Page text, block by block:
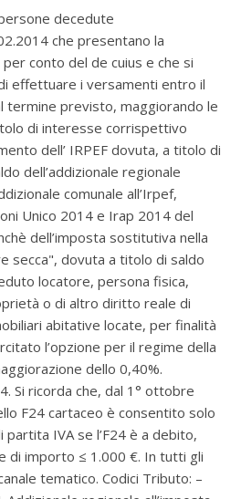
decedute
che presentano la
conto del de cuius e che si
effettuare i versamenti entro il
termine previsto, maggiorando le
di interesse corrispettivo
dell’ IRPEF dovuta, a titolo di
dell’addizionale regionale
comunale all’Irpef,
Unico 2014 e Irap 2014 del
dell’imposta sostitutiva nella
secca", dovuta a titolo di saldo
locatore, persona fisica,
o di altro diritto reale di
abitative locate, per finalità
l’opzione per il regime della
dello 0,40%.
Si ricorda che, dal 1° ottobre
F24 cartaceo è consentito solo
IVA se l’F24 è a debito,
di importo ≤ 1.000 €. In tutti gli
tematico. Codici Tributo: –